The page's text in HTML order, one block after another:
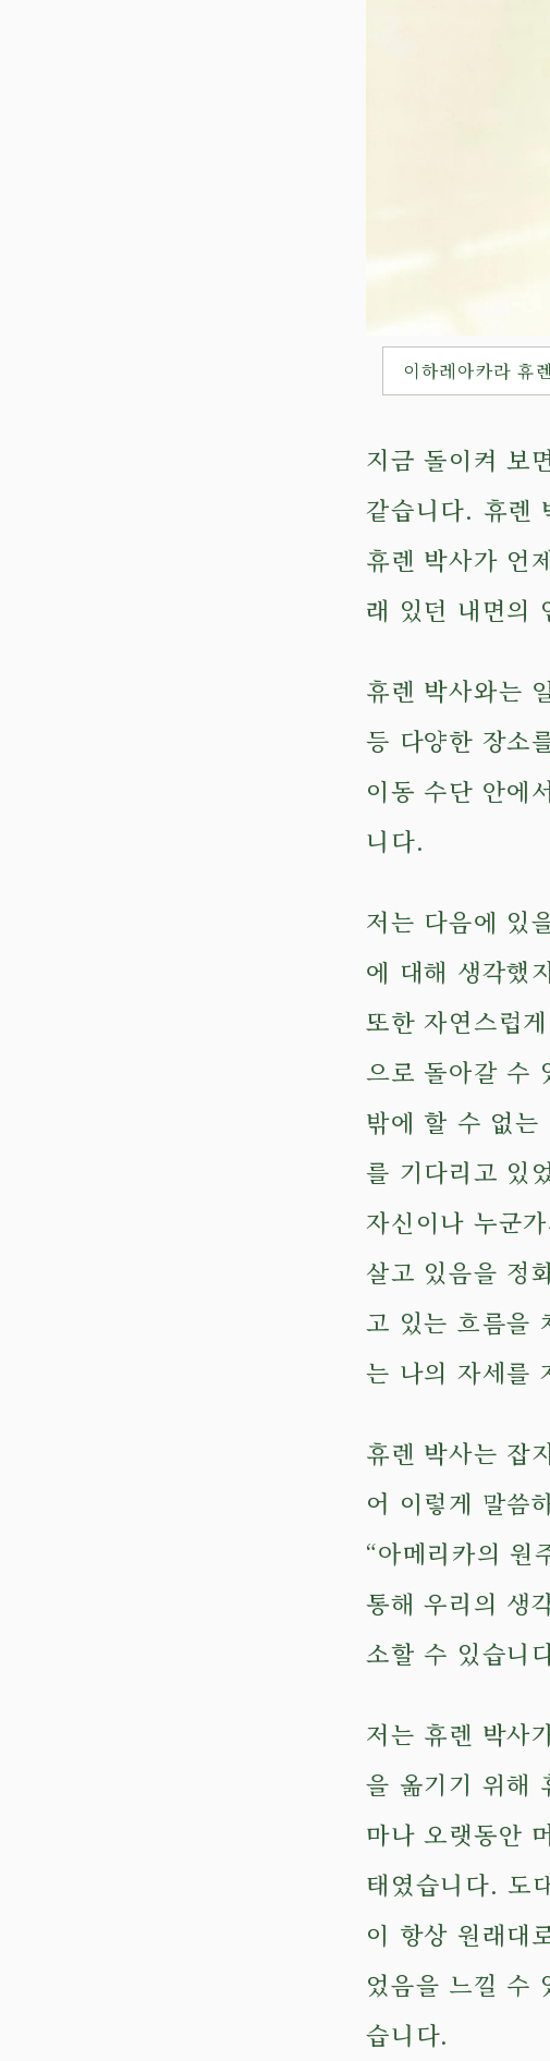
이하레아카라 휴
지금 돌이켜 보
같습니다. 휴렌
휴렌 박사가 언
래 있던 내면의
휴렌 박사와는
등 다양한 장소
이동 수단 안에
니다.
저는 다음에 있
에 대해 생각했
또한 자연스럽
으로 돌아갈 수
밖에 할 수 없는
를 기다리고 있
자신이나 누군
살고 있음을 정
고 있는 흐름을
는 나의 자세를
휴렌 박사는 잡
어 이렇게 말씀
“아메리카의 원
통해 우리의 생
소할 수 있습니
저는 휴렌 박사
을 옮기기 위해
마나 오랫동안
태였습니다. 도
이 항상 원래대
었음을 느낄 수
습니다.